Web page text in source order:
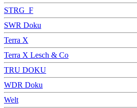
STRG_F
SWR Doku
Terra X
Terra X Lesch & Co
TRU DOKU
WDR Doku
Welt